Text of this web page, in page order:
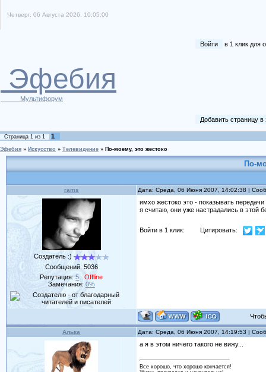
Четверг, 06 Августа 2026, 10:05:00
Войти в 1 клик для
Эфебия
Мультифорум
Добавить страницу
Страница 1 из 1 1
Эфебия » Искусство » Телевидение » По-моему, это жестоко
По-
rams Дата: Среда, 06 Июня 2007, 14:02:38 |
Создатель :)
Сообщений: 5036
Репутация:5
Offline
Замечания: 0%
имхо жестоко это - показывать
я считаю, они уже настрадались в этой
Войти в 1 клик: Цитировать:
Алька Дата: Среда, 06 Июня 2007, 14:19:53 |
а я в этом ничего такого не вижу...
Все хорошо, что хорошо кончается!